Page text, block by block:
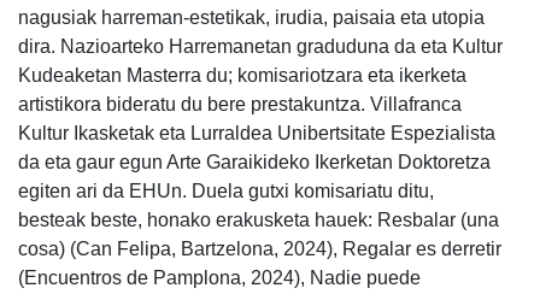
nagusiak harreman-estetikak, irudia, paisaia eta utopia
dira. Nazioarteko Harremanetan graduduna da eta Kultur
Kudeaketan Masterra du; komisariotzara eta ikerketa
artistikora bideratu du bere prestakuntza. Villafranca
Kultur Ikasketak eta Lurraldea Unibertsitate Espezialista
da eta gaur egun Arte Garaikideko Ikerketan Doktoretza
egiten ari da EHUn. Duela gutxi komisariatu ditu,
besteak beste, honako erakusketa hauek: Resbalar (una
cosa) (Can Felipa, Bartzelona, 2024), Regalar es derretir
(Encuentros de Pamplona, 2024), Nadie puede